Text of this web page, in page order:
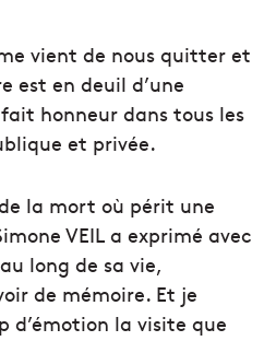
vient de nous quitter et
est en deuil d’une
honneur dans tous les
et privée.
la mort où périt une
VEIL a exprimé avec
long de sa vie,
de mémoire. Et je
d’émotion la visite que